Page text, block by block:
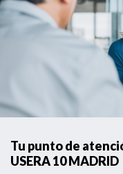
Tu punto de
USERA 10 MADRID